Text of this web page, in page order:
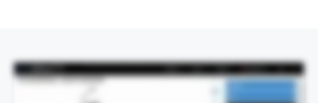
This video demonstrates the design process visually and does not contain spoken audio.